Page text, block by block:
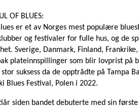
OF BLUES:
er et av Norges mest populære
og festivaler for fulle hus, og de
Sverige, Danmark, Finland,
plateinnspillinger som blir lovprist på
suksess da de opptrådte på Tampa
Blues Festival, Polen i 2022.
siden bandet debuterte med sin